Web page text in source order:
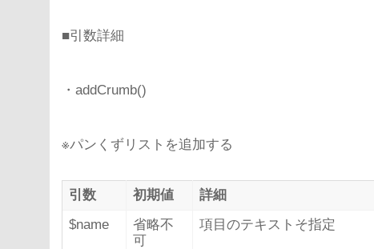
■引数詳細
・addCrumb()
※パンくずリストを追加する
引数 初期値
詳細
$name
省略不
可
項目のテキストそ指定